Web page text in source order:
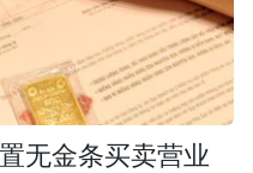
无金条买卖营业